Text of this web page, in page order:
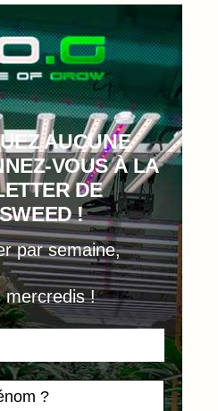
AUCUNE
VOUS À LA
DE
!
par semaine,
mercredis !